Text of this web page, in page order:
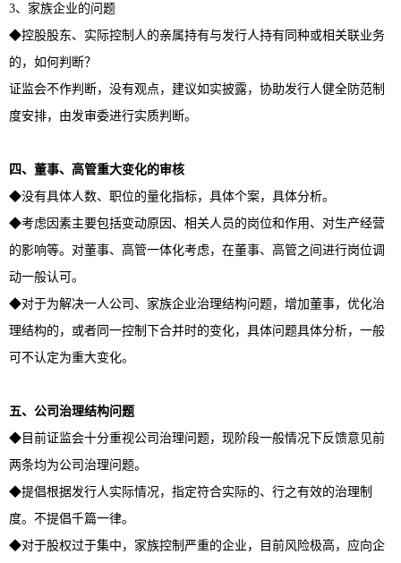
3、家族企业的问题
◆控股股东、实际控制人的亲属持有与发行人持有同种或相关联业务
的，如何判断？
证监会不作判断，没有观点，建议如实披露，协助发行人健全防范制
度安排，由发审委进行实质判断。
四、董事、高管重大变化的审核
◆没有具体人数、职位的量化指标，具体个案，具体分析。
◆考虑因素主要包括变动原因、相关人员的岗位和作用、对生产经营
的影响等。对董事、高管一体化考虑，在董事、高管之间进行岗位调
动一般认可。
◆对于为解决一人公司、家族企业治理结构问题，增加董事，优化治
理结构的，或者同一控制下合并时的变化，具体问题具体分析，一般
可不认定为重大变化。
五、公司治理结构问题
◆目前证监会十分重视公司治理问题，现阶段一般情况下反馈意见前
两条均为公司治理问题。
◆提倡根据发行人实际情况，指定符合实际的、行之有效的治理制
度。不提倡千篇一律。
◆对于股权过于集中，家族控制严重的企业，目前风险极高，应向企